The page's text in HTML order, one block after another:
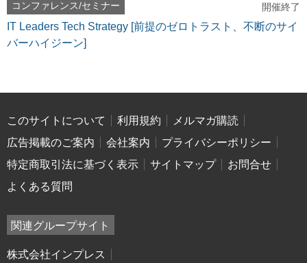
コンファレンス/セミナー 開催終了
IT Leaders Tech Strategy [前提のゼロトラスト、不断のサイ
バーハイジーン]
このサイトについて 利用規約
メルマガ購読
広告掲載のご案内
会社案内
プライバシーポリシー
特定商取引法に基づく表示
サイトマップ
お問合せ
よくある質問
関連グループサイト
株式会社インプレス